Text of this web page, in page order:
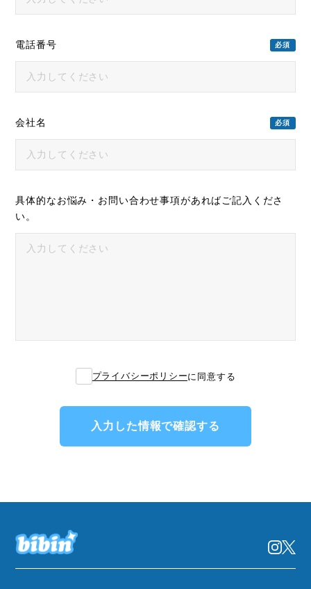
電話番号 必須
会社名 必須
具体的なお悩み・ お問い合わせ事項があればご記入くださ
い。
プライバシーポリシーに同意する